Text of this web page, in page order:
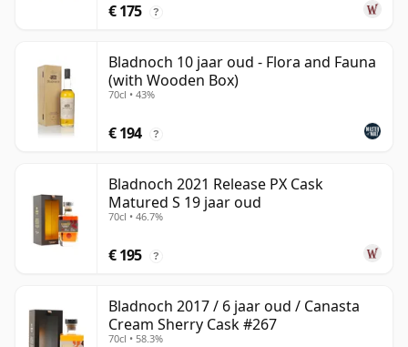
€ 175 ?
Bladnoch 10 jaar oud - Flora and Fauna
(with Wooden Box)
70cl • 43%
€ 194 ?
Bladnoch 2021 Release PX Cask
Matured S 19 jaar oud
70cl • 46.7%
€ 195 ?
Bladnoch 2017 / 6 jaar oud / Canasta
Cream Sherry Cask #267
70cl • 58.3%